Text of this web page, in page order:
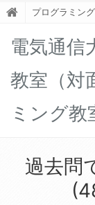
プログラミン
電気通信
教室（対
ミング教
過去問